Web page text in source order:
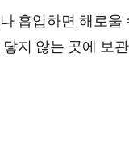
흡입하면 해로울
지 않는 곳에 보